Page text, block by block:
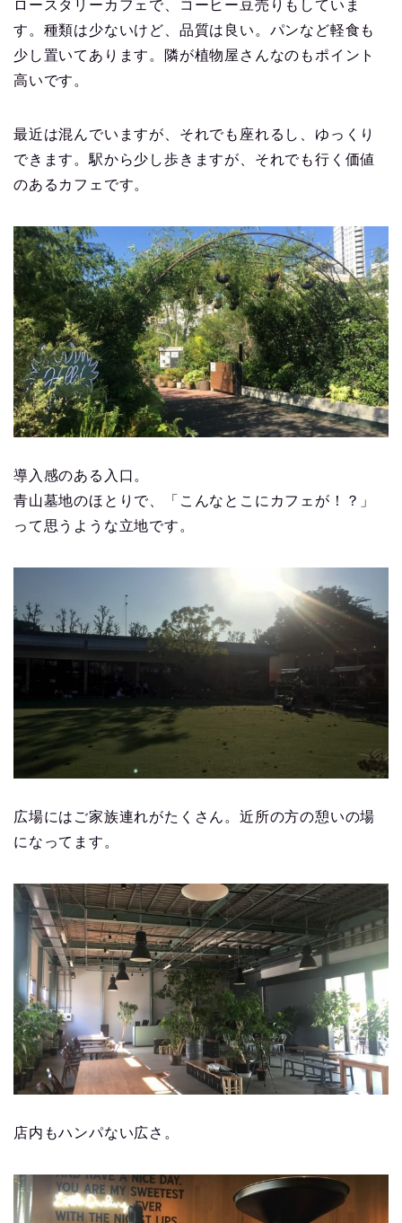
ロースタリーカフェで、コーヒー豆売りもしていま
す。種類は少ないけど、品質は良い。パンなど軽食も
少し置いてあります。隣が植物屋さんなのもポイント
高いです。
最近は混んでいますが、それでも座れるし、ゆっくり
できます。駅から少し歩きますが、それでも行く価値
のあるカフェです。
導入感のある入口。
青山墓地のほとりで、「こんなとこにカフェが！？」
って思うような立地です。
広場にはご家族連れがたくさん。近所の方の憩いの場
になってます。
店内もハンパない広さ。